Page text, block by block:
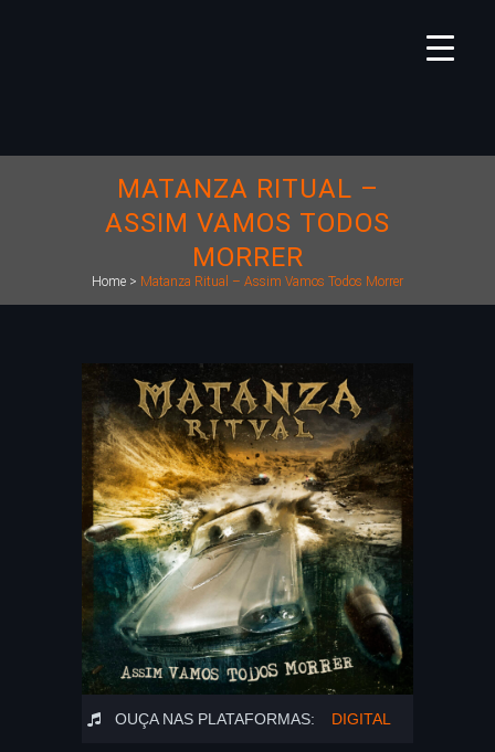
MATANZA RITUAL –
ASSIM VAMOS TODOS
MORRER
Home > Matanza Ritual – Assim Vamos Todos Morrer
OUÇA NAS PLATAFORMAS: DIGITAL